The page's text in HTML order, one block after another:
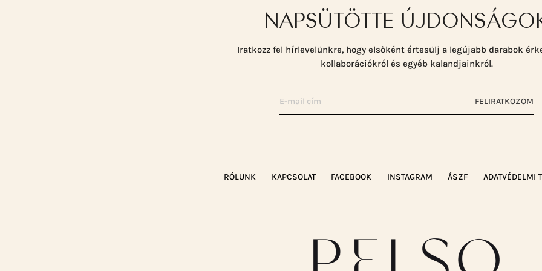
NAPSÜTÖTTE
Iratkozz fel hírlevelünkre, hogy elsőként értesülj a legújabb darabok
kollaborációkról és egyéb kalandjainkról.
FELIRATKOZOM
RÓLUNK KAPCSOLAT FACEBOOK INSTAGRAM ÁSZF ADATVÉDELMI